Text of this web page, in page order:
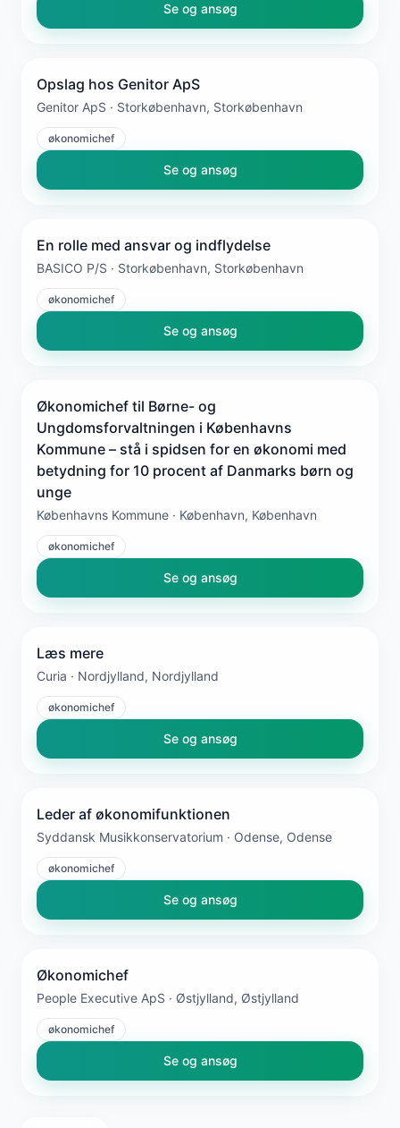
Se og ansøg
Opslag hos Genitor ApS
Genitor ApS · Storkøbenhavn, Storkøbenhavn
økonomichef
Se og ansøg
En rolle med ansvar og indflydelse
BASICO P/S · Storkøbenhavn, Storkøbenhavn
økonomichef
Se og ansøg
Økonomichef til Børne- og
Ungdomsforvaltningen i Københavns
Kommune – stå i spidsen for en økonomi med
betydning for 10 procent af Danmarks børn og
unge
Københavns Kommune · København, København
økonomichef
Se og ansøg
Læs mere
Curia · Nordjylland, Nordjylland
økonomichef
Se og ansøg
Leder af økonomifunktionen
Syddansk Musikkonservatorium · Odense, Odense
økonomichef
Se og ansøg
Økonomichef
People Executive ApS · Østjylland, Østjylland
økonomichef
Se og ansøg